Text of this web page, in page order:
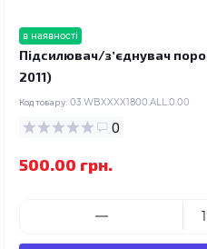
в наявності
Підсилювач/зʼєднувач
2011)
Код товару: 03.WBXXXX1800.ALL.0.00
0
500.00 грн.